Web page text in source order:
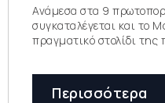
Ανάμεσα στα 9
συγκαταλέγεται και το
πραγματικό στολίδι της
Περισσότερα